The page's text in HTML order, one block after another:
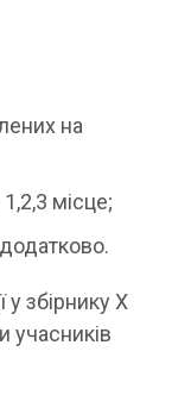
на
місце;
у збірнику Х
учасників